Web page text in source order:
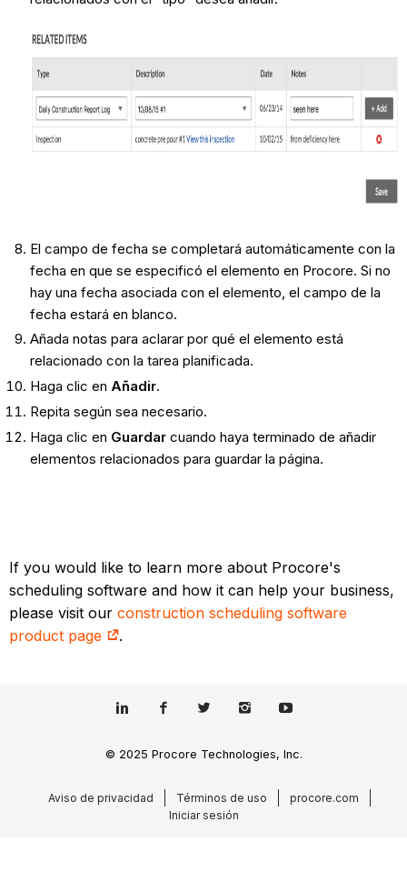
El campo de fecha se completará automáticamente con la
fecha en que se especificó el elemento en Procore. Si no
hay una fecha asociada con el elemento, el campo de la
fecha estará en blanco.
Añada notas para aclarar por qué el elemento está
relacionado con la tarea planificada.
Haga clic en Añadir.
Repita según sea necesario.
Haga clic en Guardarcuando haya terminado de añadir
elementos relacionados para guardar la página.
If you would like to learn more about Procore's
scheduling software and how it can help your business,
please visit ourconstruction scheduling software
product page
.
© 2025 Procore Technologies, Inc.
Aviso de privacidad Términos de uso
procore.com
Iniciar sesión